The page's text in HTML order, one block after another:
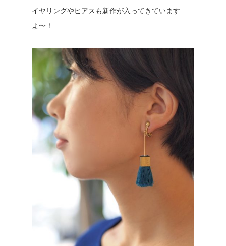
イヤリングやピアスも新作が入ってきています
よ〜！